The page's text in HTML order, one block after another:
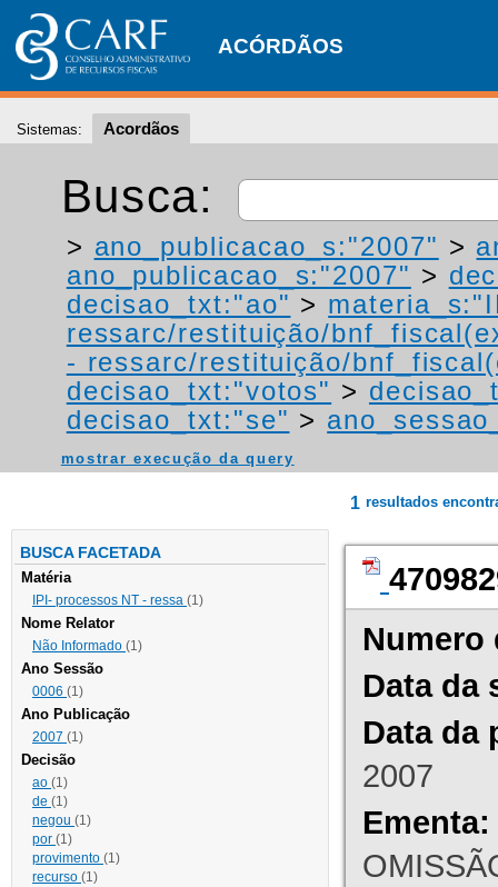
ACÓRDÃOS
Sistemas: Acordãos
Busca:
> ano_publicacao_s:"2007" >
ano_publicacao_s:"2007" >
decisao_txt:"ao" >
ressarc/restituição/
- ressarc/restituição/
decisao_txt:"votos" >
decisao_txt:"se" >
mostrar execução da query
BUSCA FACETADA
Matéria
IPI- processos NT - ressa (1)
Nome Relator
Não Informado (1)
Ano Sessão
0006 (1)
Ano Publicação
2007 (1)
Decisão
ao (1)
de (1)
negou (1)
por (1)
provimento (1)
recurso (1)
1 resultados
Numero
Data da
Data da
2007
Ementa: